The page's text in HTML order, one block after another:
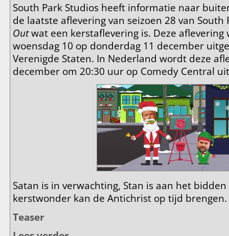
South Park Studios heeft informatie naar
de laatste aflevering van seizoen 28 van
Outwat een kerstaflevering is. Deze
woensdag 10 op donderdag 11 december
Verenigde Staten. In Nederland wordt deze
december om 20:30 uur op Comedy Central
Satan is in verwachting, Stan is aan het
kerstwonder kan de Antichrist op tijd brengen.
Teaser